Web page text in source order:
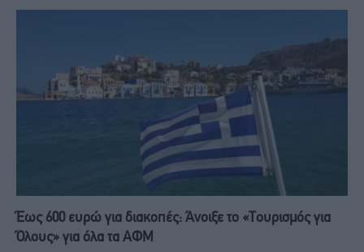
Έως 600 ευρώ για διακοπές: Άνοιξε το «Τουρισμός για
Όλους» για όλα τα ΑΦΜ